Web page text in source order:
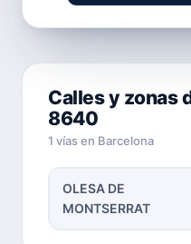
Calles y zonas
8640
1 vías en Barcelona
OLESA DE
MONTSERRAT